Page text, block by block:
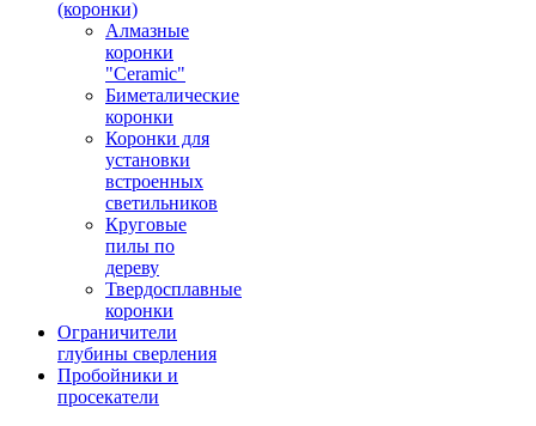
(коронки)
Алмазные
коронки
"Ceramic"
Биметалические
коронки
Коронки для
установки
встроенных
светильников
Круговые
пилы по
дереву
Твердосплавные
коронки
Ограничители
глубины сверления
Пробойники и
просекатели